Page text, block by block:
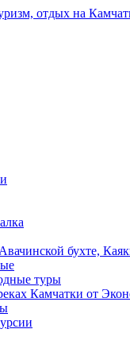
отдых на
бухте,
туры
Камчатки от